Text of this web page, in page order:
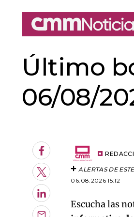
Último
06/08/
Facebook
Twitter
LinkedIn
ALERTAS DE
06.08.2026 15:12
Escucha las